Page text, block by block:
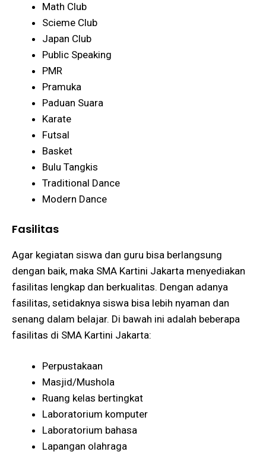
Math Club
Scieme Club
Japan Club
Public Speaking
PMR
Pramuka
Paduan Suara
Karate
Futsal
Basket
Bulu Tangkis
Traditional Dance
Modern Dance
Fasilitas
Agar kegiatan siswa dan guru bisa berlangsung
dengan baik, maka SMA Kartini Jakarta menyediakan
fasilitas lengkap dan berkualitas. Dengan adanya
fasilitas, setidaknya siswa bisa lebih nyaman dan
senang dalam belajar. Di bawah ini adalah beberapa
fasilitas di SMA Kartini Jakarta:
Perpustakaan
Masjid/Mushola
Ruang kelas bertingkat
Laboratorium komputer
Laboratorium bahasa
Lapangan olahraga